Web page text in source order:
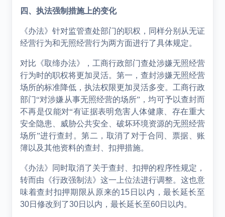
四、执法强制措施上的变化
《办法》针对监管查处部门的职权，同样分别从无证
经营行为和无照经营行为两方面进行了具体规定。
对比《取缔办法》，工商行政部门查处涉嫌无照经营
行为时的职权将更加灵活。第一，查封涉嫌无照经营
场所的标准降低，执法权限更加灵活多变。工商行政
部门“对涉嫌从事无照经营的场所”，均可予以查封而
不再是仅能对“有证据表明危害人体健康、存在重大
安全隐患、威胁公共安全、破坏环境资源的无照经营
场所”进行查封。第二，取消了对于合同、票据、账
簿以及其他资料的查封、扣押措施。
《办法》同时取消了关于查封、扣押的程序性规定，
转而由《行政强制法》这一上位法进行调整。这也意
味着查封扣押期限从原来的15 日以内，最长延长至
30日修改到了30日以内，最长延长至60日以内。